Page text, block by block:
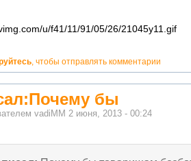
, чтобы отправлять комментарии
бы
vadiMM 2 июня, 2013 - 00:24